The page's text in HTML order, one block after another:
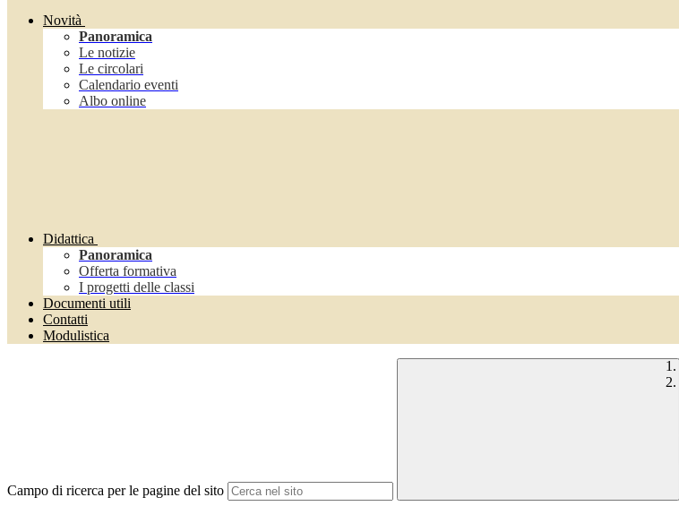
Novità
Panoramica
Le notizie
Le circolari
Calendario eventi
Albo online
Didattica
Panoramica
Offerta formativa
I progetti delle classi
Documenti utili
Contatti
Modulistica
Campo di ricerca per le pagine del sito